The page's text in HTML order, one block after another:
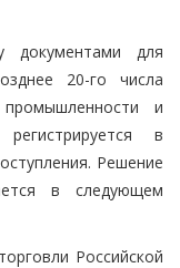
документами для
20-го числа
и
в
Решение
в следующем
Российской